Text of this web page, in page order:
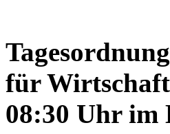
für
08:30 Uhr im